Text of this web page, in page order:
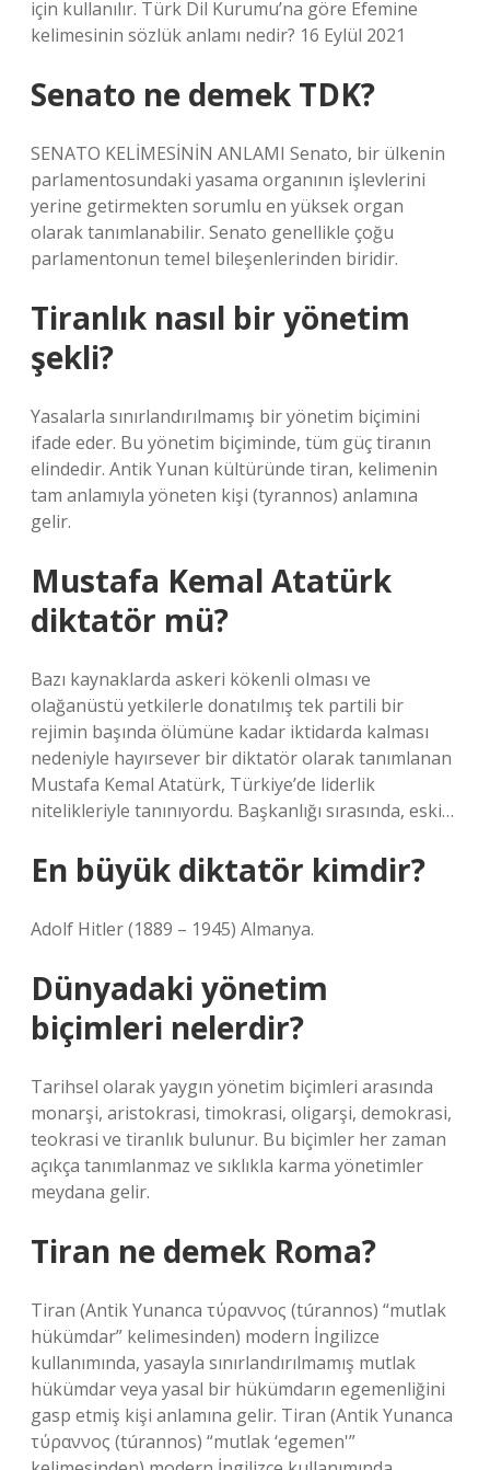
için kullanılır. Türk Dil Kurumu’na göre Efemine
kelimesinin sözlük anlamı nedir? 16 Eylül 2021
Senato ne demek TDK?
SENATO KELİMESİNİN ANLAMI Senato, bir ülkenin
parlamentosundaki yasama organının işlevlerini
yerine getirmekten sorumlu en yüksek organ
olarak tanımlanabilir. Senato genellikle çoğu
parlamentonun temel bileşenlerinden biridir.
Tiranlık nasıl bir yönetim
şekli?
Yasalarla sınırlandırılmamış bir yönetim biçimini
ifade eder. Bu yönetim biçiminde, tüm güç tiranın
elindedir. Antik Yunan kültüründe tiran, kelimenin
tam anlamıyla yöneten kişi (tyrannos) anlamına
gelir.
Mustafa Kemal Atatürk
diktatör mü?
Bazı kaynaklarda askeri kökenli olması ve
olağanüstü yetkilerle donatılmış tek partili bir
rejimin başında ölümüne kadar iktidarda kalması
nedeniyle hayırsever bir diktatör olarak tanımlanan
Mustafa Kemal Atatürk, Türkiye’de liderlik
nitelikleriyle tanınıyordu. Başkanlığı sırasında, eski…
En büyük diktatör kimdir?
Adolf Hitler (1889 – 1945) Almanya.
Dünyadaki yönetim
biçimleri nelerdir?
Tarihsel olarak yaygın yönetim biçimleri arasında
monarşi, aristokrasi, timokrasi, oligarşi, demokrasi,
teokrasi ve tiranlık bulunur. Bu biçimler her zaman
açıkça tanımlanmaz ve sıklıkla karma yönetimler
meydana gelir.
Tiran ne demek Roma?
Tiran (Antik Yunanca τύραννος (túrannos) “mutlak
hükümdar” kelimesinden) modern İngilizce
kullanımında, yasayla sınırlandırılmamış mutlak
hükümdar veya yasal bir hükümdarın egemenliğini
gasp etmiş kişi anlamına gelir. Tiran (Antik Yunanca
τύραννος (túrannos) “mutlak ‘egemen'”